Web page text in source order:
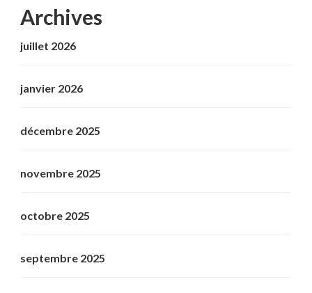
Archives
juillet 2026
janvier 2026
décembre 2025
novembre 2025
octobre 2025
septembre 2025